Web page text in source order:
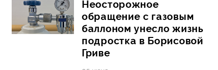
Неосторожное
обращение с газовым
баллоном унесло жизнь
подростка в Борисовой
Гриве